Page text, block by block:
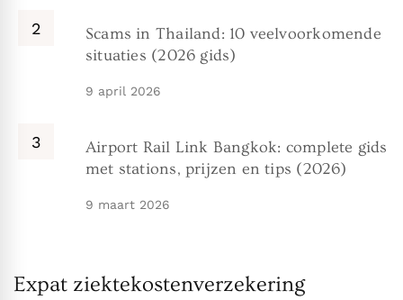
Scams in Thailand: 10 veelvoorkomende
situaties (2026 gids)
9 april 2026
Airport Rail Link Bangkok: complete gids
met stations, prijzen en tips (2026)
9 maart 2026
Expat ziektekostenverzekering